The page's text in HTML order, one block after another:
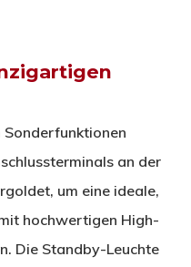
an der
um eine ideale,
hochwertigen High-
Die Standby-Leuchte